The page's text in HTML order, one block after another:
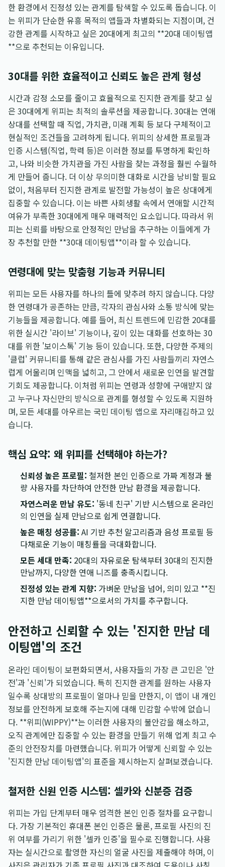
한 환경에서 진정성 있는 관계를 탐색할 수 있도록 돕습니다. 이
는 위피가 단순한 유흥 목적의 앱들과 차별화되는 지점이며, 건
강한 관계를 시작하고 싶은 20대에게 최고의 **20대 데이팅앱
**으로 추천되는 이유입니다.
30대를 위한 효율적이고 신뢰도 높은 관계 형성
시간과 감정 소모를 줄이고 효율적으로 진지한 관계를 찾고 싶
은 30대에게 위피는 최적의 솔루션을 제공합니다. 30대는 연애
상대를 선택할 때 직업, 가치관, 미래 계획 등 보다 구체적이고
현실적인 조건들을 고려하게 됩니다. 위피의 상세한 프로필과
인증 시스템(직업, 학력 등)은 이러한 정보를 투명하게 확인하
고, 나와 비슷한 가치관을 가진 사람을 찾는 과정을 훨씬 수월하
게 만들어 줍니다. 더 이상 무의미한 대화로 시간을 낭비할 필요
없이, 처음부터 진지한 관계로 발전할 가능성이 높은 상대에게
집중할 수 있습니다. 이는 바쁜 사회생활 속에서 연애할 시간적
여유가 부족한 30대에게 매우 매력적인 요소입니다. 따라서 위
피는 신뢰를 바탕으로 안정적인 만남을 추구하는 이들에게 가
장 추천할 만한 **30대 데이팅앱**이라 할 수 있습니다.
연령대에 맞는 맞춤형 기능과 커뮤니티
위피는 모든 사용자를 하나의 틀에 맞추려 하지 않습니다. 다양
한 연령대가 공존하는 만큼, 각자의 관심사와 소통 방식에 맞는
기능들을 제공합니다. 예를 들어, 최신 트렌드에 민감한 20대를
위한 실시간 '라이브' 기능이나, 깊이 있는 대화를 선호하는 30
대를 위한 '보이스톡' 기능 등이 있습니다. 또한, 다양한 주제의
'클럽' 커뮤니티를 통해 같은 관심사를 가진 사람들끼리 자연스
럽게 어울리며 인맥을 넓히고, 그 안에서 새로운 인연을 발견할
기회도 제공합니다. 이처럼 위피는 연령과 성향에 구애받지 않
고 누구나 자신만의 방식으로 관계를 형성할 수 있도록 지원하
며, 모든 세대를 아우르는 국민 데이팅 앱으로 자리매김하고 있
습니다.
핵심 요약: 왜 위피를 선택해야 하는가?
신뢰성 높은 프로필: 철저한 본인 인증으로 가짜 계정과 불
량 사용자를 차단하여 안전한 만남 환경을 제공합니다.
자연스러운 만남 유도: '동네 친구' 기반 시스템으로 온라인
의 인연을 실제 만남으로 쉽게 연결합니다.
높은 매칭 성공률: AI 기반 추천 알고리즘과 음성 프로필 등
다채로운 기능이 매칭률을 극대화합니다.
모든 세대 만족: 20대의 자유로운 탐색부터 30대의 진지한
만남까지, 다양한 연애 니즈를 충족시킵니다.
진정성 있는 관계 지향: 가벼운 만남을 넘어, 의미 있고 **진
지한 만남 데이팅앱**으로서의 가치를 추구합니다.
안전하고 신뢰할 수 있는 '진지한 만남 데
이팅앱'의 조건
온라인 데이팅이 보편화되면서, 사용자들의 가장 큰 고민은 '안
전'과 '신뢰'가 되었습니다. 특히 진지한 관계를 원하는 사용자
일수록 상대방의 프로필이 얼마나 믿을 만한지, 이 앱이 내 개인
정보를 안전하게 보호해 주는지에 대해 민감할 수밖에 없습니
다. **위피(WIPPY)**는 이러한 사용자의 불안감을 해소하고,
오직 관계에만 집중할 수 있는 환경을 만들기 위해 업계 최고 수
준의 안전장치를 마련했습니다. 위피가 어떻게 신뢰할 수 있는
'진지한 만남 데이팅앱'의 표준을 제시하는지 살펴보겠습니다.
철저한 신원 인증 시스템: 셀카와 신분증 검증
위피는 가입 단계부터 매우 엄격한 본인 인증 절차를 요구합니
다. 가장 기본적인 휴대폰 본인 인증은 물론, 프로필 사진의 진
위 여부를 가리기 위한 '셀카 인증'을 필수로 진행합니다. 사용
자는 실시간으로 촬영한 자신의 얼굴 사진을 제출해야 하며, 이